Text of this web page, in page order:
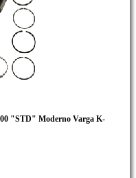
"STD" Moderno Varga K-